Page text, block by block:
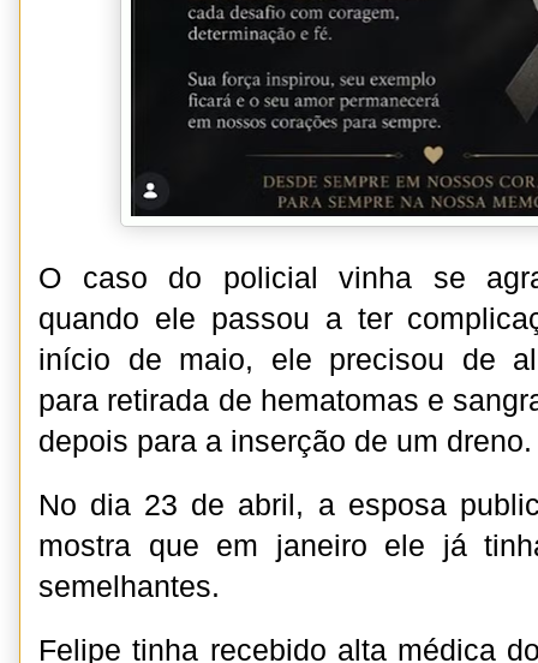
O caso do policial vinha se
quando ele passou a ter
início de maio, ele precisou de
para retirada de hematomas e
depois para a inserção de um dreno.
No dia 23 de abril, a esposa
mostra que em janeiro ele já
semelhantes.
Felipe tinha recebido alta médica